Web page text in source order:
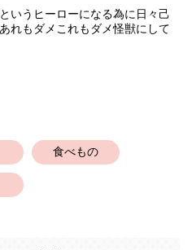
いうヒーローになる為に日々己
れもダメこれもダメ怪獣にして
食べもの